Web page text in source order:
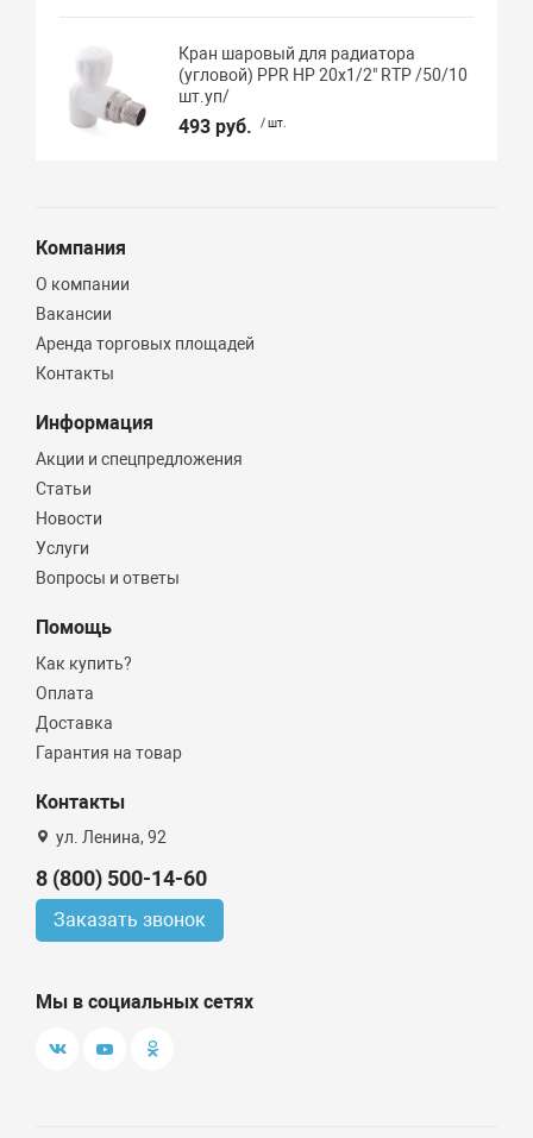
Кран шаровый для радиатора
(угловой) PPR НР 20х1/2" RTP /50/10
шт.уп/
493 руб. / шт.
Компания
О компании
Вакансии
Аренда торговых площадей
Контакты
Информация
Акции и спецпредложения
Статьи
Новости
Услуги
Вопросы и ответы
Помощь
Как купить?
Оплата
Доставка
Гарантия на товар
Контакты
ул. Ленина, 92
8 (800) 500-14-60
Заказать звонок
Мы в социальных сетях